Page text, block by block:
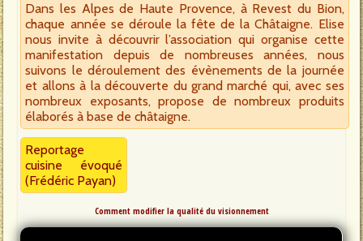
Dans les Alpes de Haute Provence, à Revest du Bion,
chaque année se déroule la fête de la Châtaigne. Elise
nous invite à découvrir l’association qui organise cette
manifestation depuis de nombreuses années, nous
suivons le déroulement des évènements de la journée
et allons à la découverte du grand marché qui, avec ses
nombreux exposants, propose de nombreux produits
élaborés à base de châtaigne.
Reportage
cuisine évoqué
(Frédéric Payan)
Comment modifier la qualité du visionnement